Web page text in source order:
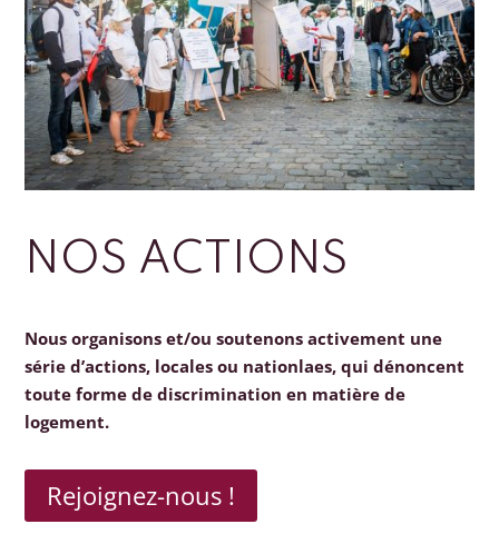
NOS ACTIONS
Nous organisons et/ou soutenons activement une
série d’actions, locales ou nationlaes, qui dénoncent
toute forme de discrimination en matière de
logement.
Rejoignez-nous !